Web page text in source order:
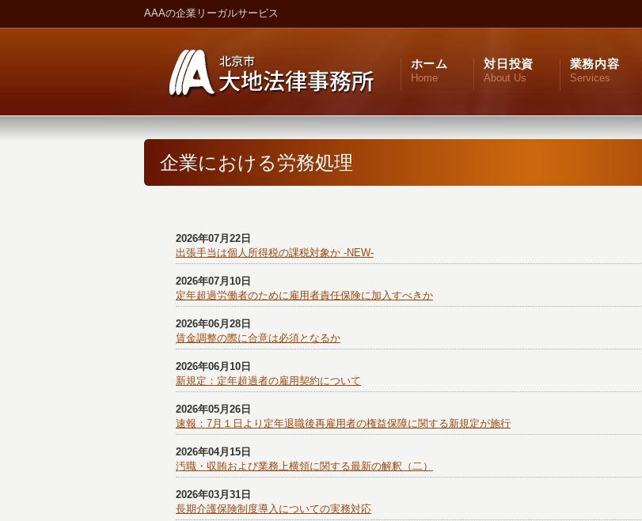
AAAの企業リーガルサービス
ホーム
Home
対日投資
About Us
業務内容
Services
企業における労務処理
2026年07月22日
出張手当は個人所得税の課税対象か -NEW-
2026年07月10日
定年超過労働者のために雇用者責任保険に加入すべきか
2026年06月28日
賃金調整の際に合意は必須となるか
2026年06月10日
新規定：定年超過者の雇用契約について
2026年05月26日
速報：7月１日より定年退職後再雇用者の権益保障に関する新規定が施行
2026年04月15日
汚職・収賄および業務上横領に関する最新の解釈（二）
2026年03月31日
長期介護保険制度導入についての実務対応